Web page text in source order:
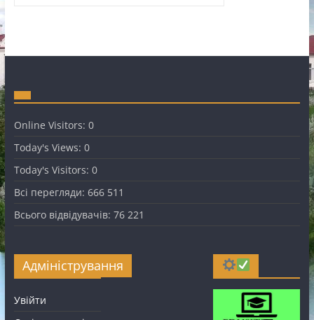
Online Visitors: 0
Today's Views: 0
Today's Visitors: 0
Всі перегляди: 666 511
Всього відвідувачів: 76 221
Адміністрування
Увійти